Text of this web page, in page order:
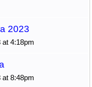
2023
at 4:18pm
at 8:48pm